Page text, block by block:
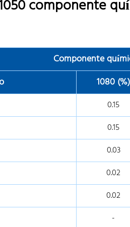
componente
Componente
1080 (%)
0.15
0.15
0.03
0.02
0.02
-